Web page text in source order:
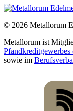
© 2026 Metallorum
Metallorum ist
Pfandkreditgewerbes
sowie im